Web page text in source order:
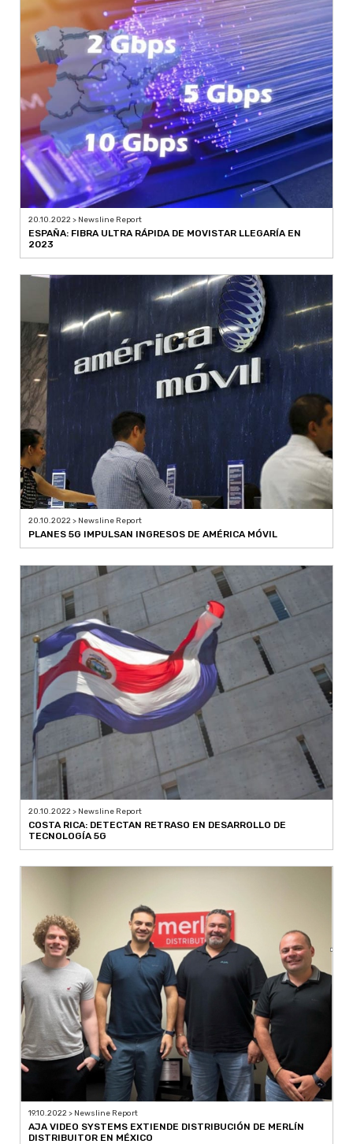
20.10.2022 > Newsline Report
ESPAÑA: FIBRA ULTRA RÁPIDA DE MOVISTAR LLEGARÍA EN
2023
20.10.2022 > Newsline Report
PLANES 5G IMPULSAN INGRESOS DE AMÉRICA MÓVIL
20.10.2022 > Newsline Report
COSTA RICA: DETECTAN RETRASO EN DESARROLLO DE
TECNOLOGÍA 5G
19.10.2022 > Newsline Report
AJA VIDEO SYSTEMS EXTIENDE DISTRIBUCIÓN DE MERLÍN
DISTRIBUITOR EN MÉXICO